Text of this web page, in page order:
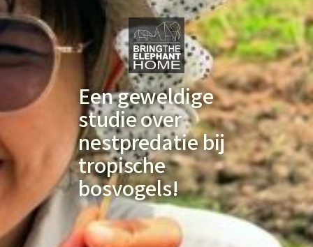
Een geweldige
studie over
nestpredatie bij
tropische
bosvogels!